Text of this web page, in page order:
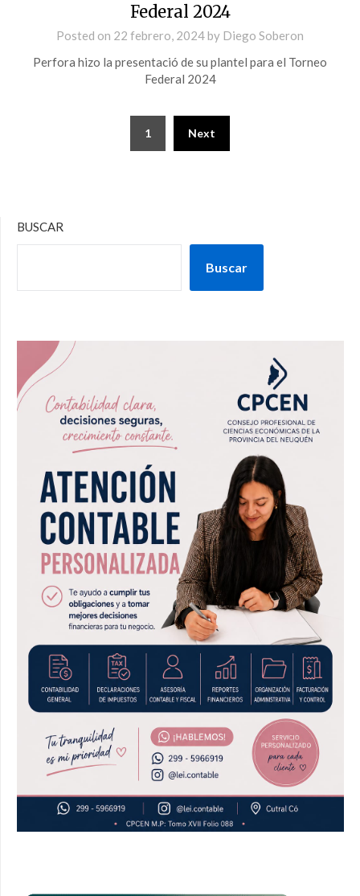
Federal 2024
Posted on 22 febrero, 2024by Diego Soberon
Perfora hizo la presentació de su plantel para el Torneo
Federal 2024
1 Next
BUSCAR
Buscar